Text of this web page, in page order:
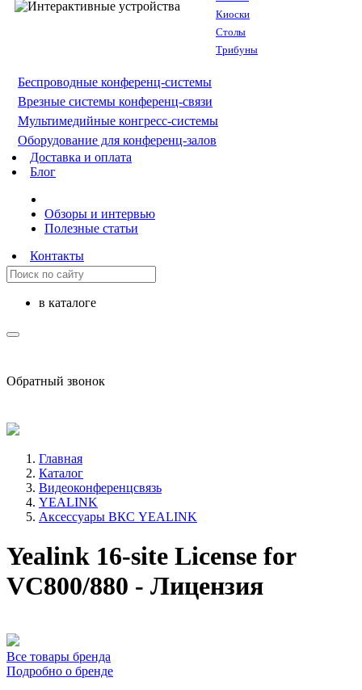
Киоски
Столы
Трибуны
Беспроводные конференц-системы
Врезные системы конференц-связи
Мультимедийные конгресс-системы
Оборудование для конференц-залов
Доставка и оплата
Блог
Обзоры и интервью
Полезные статьи
Контакты
в каталоге
Обратный звонок
Главная
Каталог
Видеоконференцсвязь
YEALINK
Аксессуары ВКС YEALINK
Yealink 16-site License for
VC800/880 - Лицензия
Все товары бренда
Подробно о бренде